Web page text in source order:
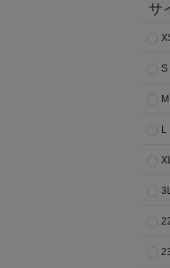
サ
S
M
L